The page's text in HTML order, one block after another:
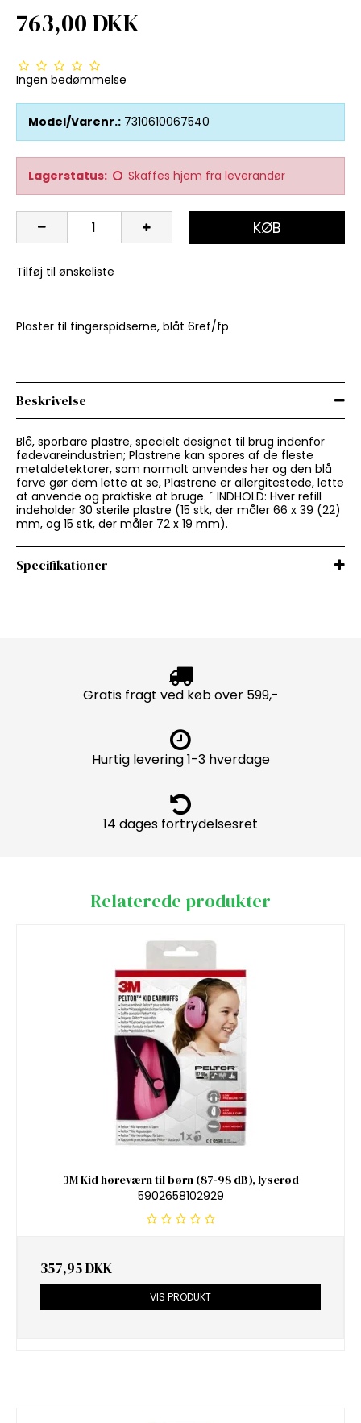
763,00 DKK
Ingen bedømmelse
Model/Varenr.: 7310610067540
Lagerstatus: Skaffes hjem fra leverandør
KØB
Tilføj til ønskeliste
Plaster til fingerspidserne, blåt 6ref/fp
Beskrivelse
Blå, sporbare plastre, specielt designet til brug indenfor
fødevareindustrien; Plastrene kan spores af de fleste
metaldetektorer, som normalt anvendes her og den blå
farve gør dem lette at se, Plastrene er allergitestede, lette
at anvende og praktiske at bruge. ´ INDHOLD: Hver refill
indeholder 30 sterile plastre (15 stk, der måler 66 x 39 (22)
mm, og 15 stk, der måler 72 x 19 mm).
Specifikationer
Gratis fragt ved køb over 599,-
Hurtig levering 1-3 hverdage
14 dages fortrydelsesret
Relaterede produkter
3M Kid høreværn til børn (87-98 dB), lyserød
5902658102929
357,95 DKK
VIS PRODUKT